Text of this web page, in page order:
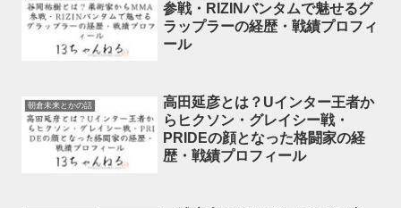
参戦・RIZINバンタムで魅せるグ
ラップラーの経歴・戦績プロフィ
ール
朝倉未来とかの話
高田延彦とは？Uインター王者か
らヒクソン・グレイシー戦・
PRIDEの顔となった格闘家の経
歴・戦績プロフィール